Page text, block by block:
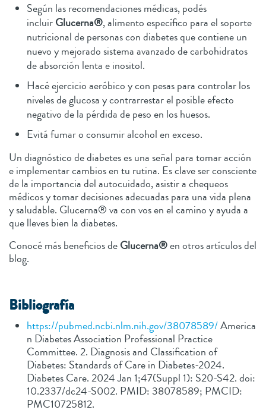
Según las recomendaciones médicas, podés
incluirGlucerna®, alimento específico para el soporte
nutricional de personas con diabetes que contiene un
nuevo y mejorado sistema avanzado de carbohidratos
de absorción lenta e inositol.
Hacé ejercicio aeróbico y con pesas para controlar los
niveles de glucosa y contrarrestar el posible efecto
negativo de la pérdida de peso en los huesos.
Evitá fumar o consumir alcohol en exceso.
Un diagnóstico de diabetes es una señal para tomar acción
e implementar cambios en tu rutina. Es clave ser consciente
de la importancia del autocuidado, asistir a chequeos
médicos y tomar decisiones adecuadas para una vida plena
y saludable. Glucerna® va con vos en el camino y ayuda a
que lleves bien la diabetes.
Conocé más beneficios deGlucerna®en otros artículos del
blog.
Bibliografía
https://pubmed.ncbi.nlm.nih.gov/38078589/America
n Diabetes Association Professional Practice
Committee. 2. Diagnosis and Classification of
Diabetes: Standards of Care in Diabetes-2024.
Diabetes Care. 2024 Jan 1;47(Suppl 1): S20-S42. doi:
10.2337/dc24-S002. PMID: 38078589; PMCID:
PMC10725812.